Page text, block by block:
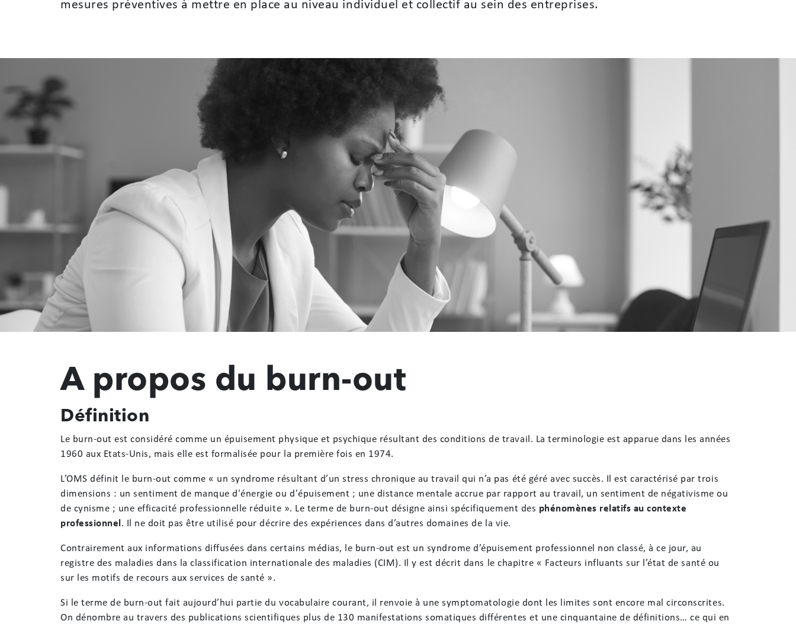
mesures préventives à mettre en place au niveau individuel et collectif au sein des entreprises.
A propos du burn-out
Définition
Le burn-out est considéré comme un épuisement physique et psychique résultant des conditions de travail. La terminologie est apparue dans les années
1960 aux Etats-Unis, mais elle est formalisée pour la première fois en 1974.
L’OMS définit le burn-out comme « un syndrome résultant d’un stress chronique au travail qui n’a pas été géré avec succès. Il est caractérisé par trois
dimensions : un sentiment de manque d'énergie ou d'épuisement ; une distance mentale accrue par rapport au travail, un sentiment de négativisme ou
de cynisme ; une efficacité professionnelle réduite ». Le terme de burn-out désigne ainsi spécifiquement des phénomènes relatifs au contexte
professionnel . Il ne doit pas être utilisé pour décrire des expériences dans d’autres domaines de la vie.
Contrairement aux informations diffusées dans certains médias, le burn-out est un syndrome d’épuisement professionnel non classé, à ce jour, au
registre des maladies dans la classification internationale des maladies (CIM). Il y est décrit dans le chapitre « Facteurs influants sur l’état de santé ou
sur les motifs de recours aux services de santé ».
Si le terme de burn-out fait aujourd’hui partie du vocabulaire courant, il renvoie à une symptomatologie dont les limites sont encore mal circonscrites.
On dénombre au travers des publications scientifiques plus de 130 manifestations somatiques différentes et une cinquantaine de définitions… ce qui en